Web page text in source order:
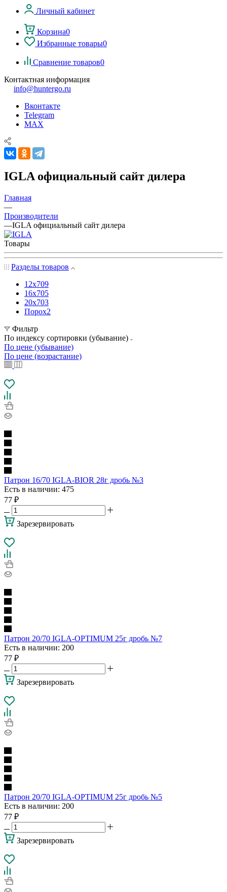
Личный кабинет
Корзина0
Избранные товары0
Сравнение товаров0
Контактная информация
info@huntergo.ru
Вконтакте
Telegram
MAX
IGLA официальный сайт дилера
Главная
—
Производители
—IGLA официальный сайт дилера
Товары
Разделы товаров
12х709
16х705
20х703
Порох2
Фильтр
По индексу сортировки (убывание)
По цене (убывание)
По цене (возрастание)
Патрон 16/70 IGLA-BIOR 28г дробь №3
Есть в наличии: 475
77 ₽
Зарезервировать
Патрон 20/70 IGLA-OPTIMUM 25г дробь №7
Есть в наличии: 200
77 ₽
Зарезервировать
Патрон 20/70 IGLA-OPTIMUM 25г дробь №5
Есть в наличии: 200
77 ₽
Зарезервировать